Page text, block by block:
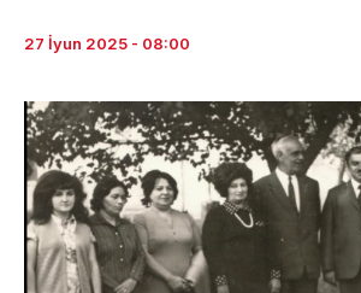
27 İyun 2025 - 08:00